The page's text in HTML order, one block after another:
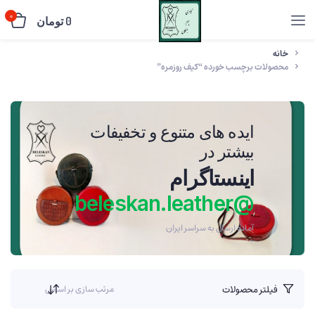
0 تومان 0
خانه
محصولات برچسب خورده “کیف روزمره”
ایده های متنوع و تخفیفات
بیشتر در
اینستاگرام
@beleskan.leather
آماده ارسال به سراسر ایران
فیلتر محصولات مرتب سازی بر اساس